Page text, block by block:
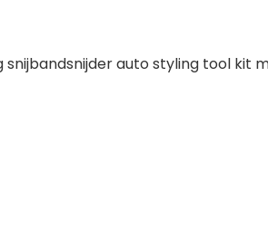
auto styling tool kit